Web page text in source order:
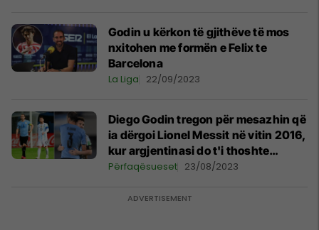
Godin u kërkon të gjithëve të mos
nxitohen me formën e Felix te
Barcelona
La Liga 22/09/2023
Diego Godin tregon për mesazhin që
ia dërgoi Lionel Messit në vitin 2016,
kur argjentinasi do t'i thoshte
lamtumirë Argjentinës
Përfaqësueset 23/08/2023